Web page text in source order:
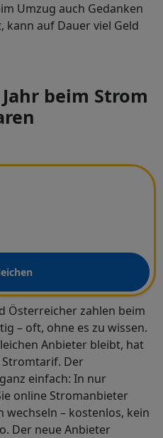
Umzug auch Gedanken
kann auf Dauer viel Geld
beim Strom
Österreicher zahlen beim
– oft, ohne es zu wissen.
Anbieter bleibt, hat
Der
einfach: In nur
online Stromanbieter
wechseln – kostenlos, kein
Der neue Anbieter